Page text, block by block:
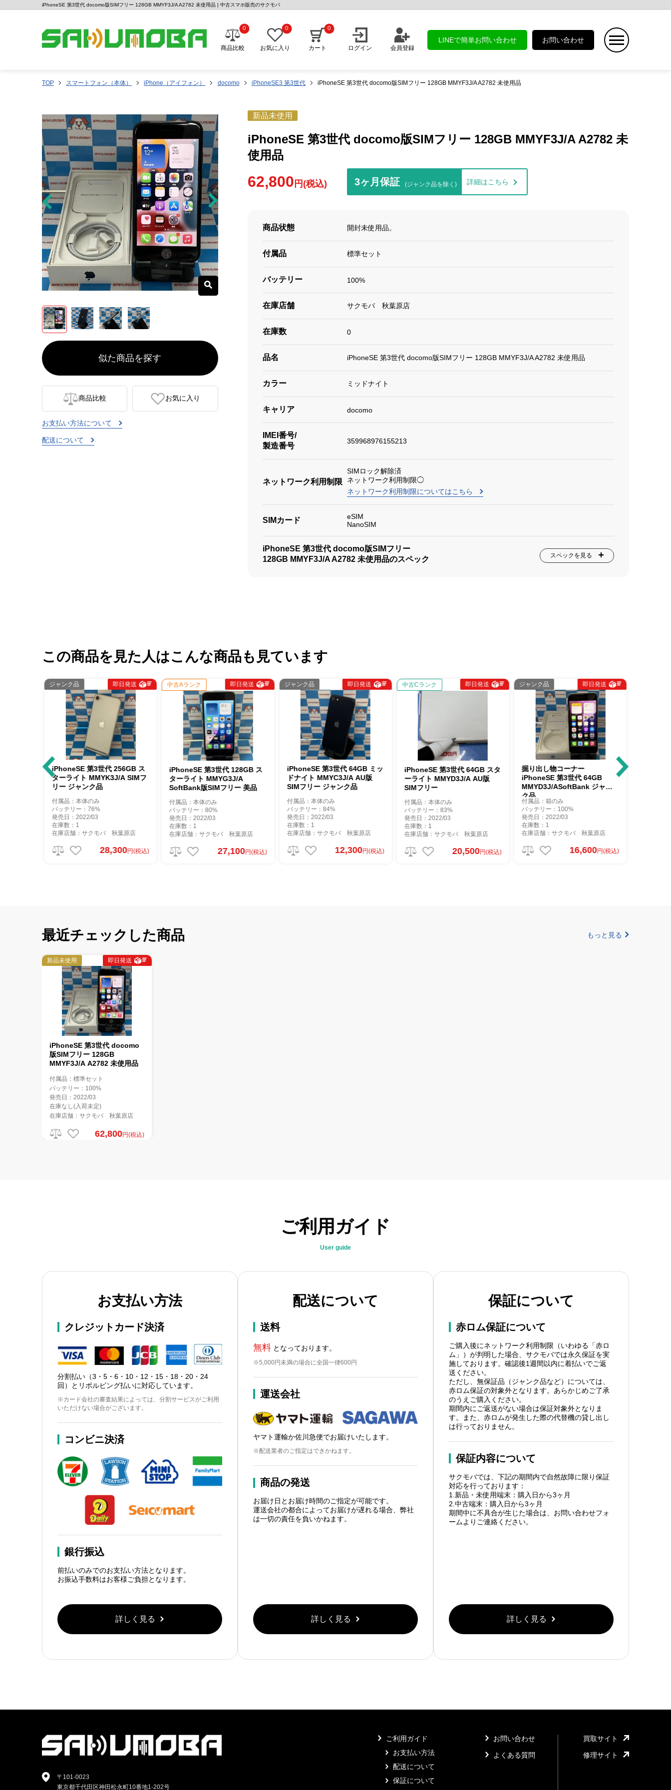
iPhoneSE 第3世代 docomo版SIMフリー 128GB MMYF3J/A A2782 未使用品 | 中古スマホ販売のサクモバ
商品比較
0
お気に入り
0
カート
0
ログイン 会員登録
LINEで簡単お問い合わせ お問い合わせ
TOP スマートフォン（本体） iPhone（アイフォン） docomo iPhoneSE3 第3世代 iPhoneSE 第3世代 docomo版SIMフリー 128GB MMYF3J/A A2782 未使用品
似た商品を探す
商品比較 お気に入り
お支払い方法について
配送について
新品未使用
iPhoneSE 第3世代 docomo版SIMフリー 128GB MMYF3J/A A2782 未
使用品
62,800 円(税込) 3ヶ月保証 (ジャンク品を除く) 詳細はこちら
商品状態 開封未使用品。
付属品 標準セット
バッテリー 100%
在庫店舗 サクモバ 秋葉原店
在庫数 0
品名 iPhoneSE 第3世代 docomo版SIMフリー 128GB MMYF3J/A A2782 未使用品
カラー ミッドナイト
キャリア docomo
IMEI番号/
製造番号
359968976155213
ネットワーク利用制限
SIMロック解除済
ネットワーク利用制限◯
ネットワーク利用制限についてはこちら
SIMカード
eSIM
NanoSIM
iPhoneSE 第3世代 docomo版SIMフリー
128GB MMYF3J/A A2782 未使用品のスペック
スペックを見る
この商品を見た人はこんな商品も見ています
即日発送
第3世代 256GB ス
ト MMYK3J/A SIMフ
：サクモバ 秋葉原店
28,300円(税込)
中古Aランク 即日発送
iPhoneSE 第3世代 128GB ス
ターライト MMYG3J/A
SoftBank版SIMフリー 美品
付属品：本体のみ
バッテリー：80%
発売日：2022/03
在庫店舗：サクモバ 秋葉原店
27,100円(税込)
ジャンク品 即日発送
iPhoneSE 第3世代 64GB ミッ
ドナイト MMYC3J/A AU版
SIMフリー ジャンク品
付属品：本体のみ
バッテリー：84%
発売日：2022/03
在庫店舗：サクモバ 秋葉原店
12,300円(税込)
中古Cランク 即日発送
iPhoneSE 第3世代 64GB スタ
ーライト MMYD3J/A AU版
SIMフリー
付属品：本体のみ
バッテリー：83%
発売日：2022/03
在庫店舗：サクモバ 秋葉原店
20,500円(税込)
ジャンク品 即日発送
掘り出し物コーナー
iPhoneSE 第3世代 64GB
MMYD3J/ASoftBank ジャン
付属品：箱のみ
バッテリー：100%
発売日：2022/03
在庫店舗：サクモバ 秋葉原店
16,600円(税込)
ジャンク品
掘り出し物コーナー
iPhoneSE 第3世代 64GB
MMYC3J/A SoftBank版 ジャ
バッテリー：99%
発売日：2022/03
在庫店舗：サクモバ 秋葉原店
15,300
最近チェックした商品 もっと見る
新品未使用 即日発送
iPhoneSE 第3世代 docomo
版SIMフリー 128GB
MMYF3J/A A2782 未使用品
付属品：標準セット
バッテリー：100%
発売日：2022/03
在庫なし(入荷未定)
在庫店舗：サクモバ 秋葉原店
62,800円(税込)
ご利用ガイド
User guide
お支払い方法
クレジットカード決済
分割払い（3・5・6・10・12・15・18・20・24
回）とリボルビング払いに対応しています。
※カード会社の審査結果によっては、分割サービスがご利用
いただけない場合がございます。
コンビニ決済
銀行振込
前払いのみでのお支払い方法となります。
お振込手数料はお客様ご負担となります。
詳しく見る
配送について
送料
無料となっております。
※5,000円未満の場合に全国一律600円
運送会社
ヤマト運輸か佐川急便でお届けいたします。
※配送業者のご指定はできかねます。
商品の発送
お届け日とお届け時間のご指定が可能です。
運送会社の都合によってお届けが遅れる場合、弊社
は一切の責任を負いかねます。
詳しく見る
保証について
赤ロム保証について
ご購入後にネットワーク利用制限（いわゆる「赤ロ
ム」）が判明した場合、サクモバでは永久保証を実
施しております。確認後1週間以内に着払いでご返
送ください。
ただし、無保証品（ジャンク品など）については、
赤ロム保証の対象外となります。あらかじめご了承
のうえご購入ください。
期間内にご返送がない場合は保証対象外となりま
す。また、赤ロムが発生した際の代替機の貸し出し
は行っておりません。
保証内容について
サクモバでは、下記の期間内で自然故障に限り保証
対応を行っております：
1.新品・未使用端末：購入日から3ヶ月
2.中古端末：購入日から3ヶ月
期間中に不具合が生じた場合は、お問い合わせフォ
ームよりご連絡ください。
詳しく見る
〒101-0023
東京都千代田区神田松永町10番地1-202号
ご利用ガイド
お支払い方法
配送について
保証について
お問い合わせ
よくある質問
買取サイト
修理サイト